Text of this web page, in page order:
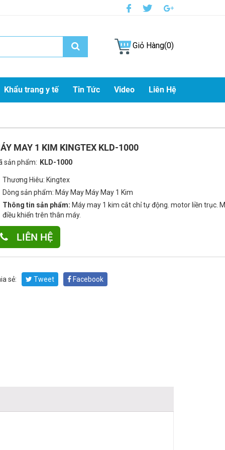
Giỏ Hàng(0)
Khẩu trang y tế Tin Tức Video Liên Hệ
MAY 1 KIM KINGTEX KLD-1000
sản phẩm: KLD-1000
Thương Hiêu: Kingtex
Dòng sản phẩm: Máy May Máy May 1 Kim
Thông tin sản phẩm: Máy may 1 kim cắt chỉ tự động. motor liền trục.
điều khiển trên thân máy.
LIÊN HỆ
sẻ: Tweet Facebook